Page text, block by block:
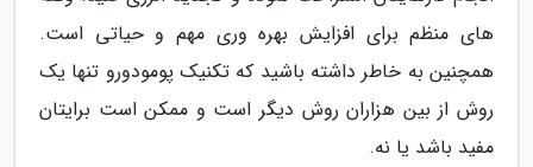
های منظم برای افزایش بهره وری مهم و حیاتی است.
همچنین به خاطر داشته باشید که تکنیک پومودورو تنها یک
روش از بین هزاران روش دیگر است و ممکن است برایتان
مفید باشد یا نه.